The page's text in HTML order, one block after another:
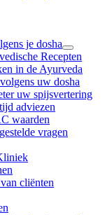
je dosha
Recepten
in de Ayurveda
uw dosha
uw spijsvertering
adviezen
waarden
vragen
cliënten